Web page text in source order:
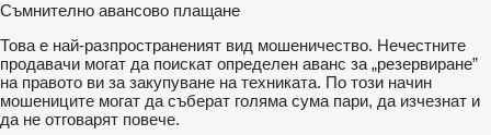
Съмнително авансово плащане
Това е най-разпространеният вид мошеничество. Нечестните
продавачи могат да поискат определен аванс за „резервиране”
на правото ви за закупуване на техниката. По този начин
мошениците могат да съберат голяма сума пари, да изчезнат и
да не отговарят повече.